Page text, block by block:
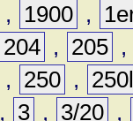
, 1900 ,
204 , 205 ,
, 250 ,
, 3 , 3/20 ,